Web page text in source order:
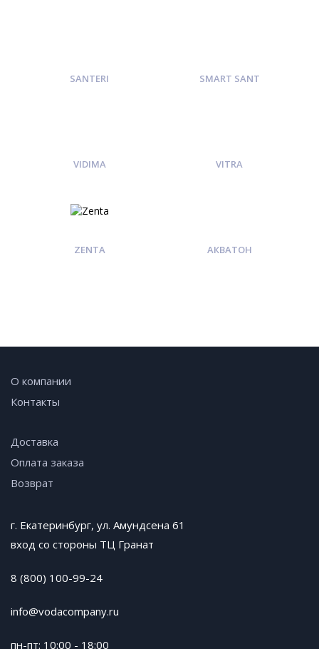
SANTERI SMART SANT
VIDIMA VITRA
ZENTA АКВАТОН
О компании
Контакты
Доставка
Оплата заказа
Возврат
г. Екатеринбург, ул. Амундсена 61
вход со стороны ТЦ Гранат
8 (800) 100-99-24
info@vodacompany.ru
пн-пт: 10:00 - 18:00